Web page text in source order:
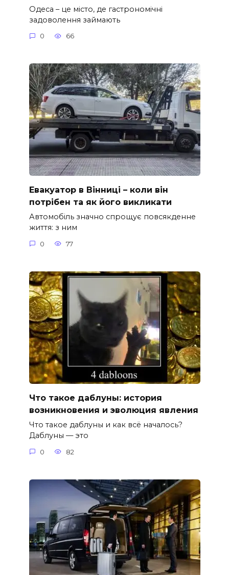
Одеса – це місто, де гастрономічні
задоволення займають
0 66
Евакуатор в Вінниці – коли він
потрібен та як його викликати
Автомобіль значно спрощує повсякденне
життя: з ним
0 77
Что такое даблуны: история
возникновения и эволюция явления
Что такое даблуны и как всё началось?
Даблуны — это
0 82